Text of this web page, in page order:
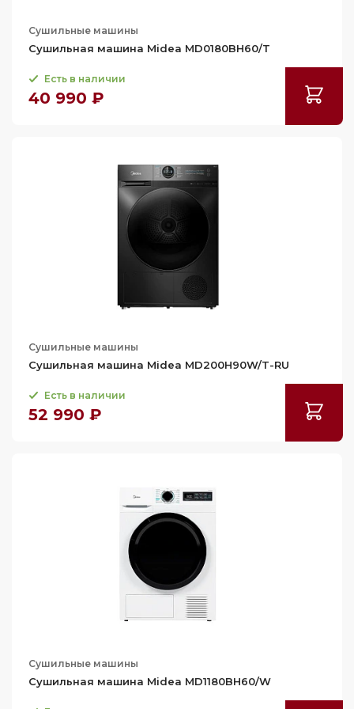
61.5
62.7
74.5
Сушильные машины
Сушильная машина Midea MD0180BH60/T
Есть в наличии
40 990 ₽
Сушильные машины
Сушильная машина Midea MD200H90W/T-RU
Есть в наличии
52 990 ₽
Сушильные машины
Сушильная машина Midea MD1180BH60/W